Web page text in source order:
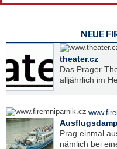
NEUE
theater.cz
Das Prager
alljährlich im
Prag einmal
nämlich bei